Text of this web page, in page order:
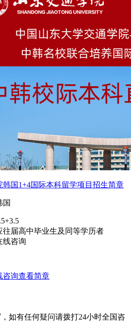
韩国1+4国际本科留学项目招生简章
国
往届高中毕业生及同等学历者
线咨询
咨询查看简章
如有任何疑问请拨打24小时全国咨